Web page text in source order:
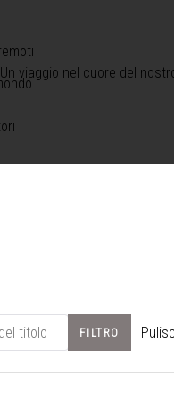
Un viaggio nel cuore del
FILTRO